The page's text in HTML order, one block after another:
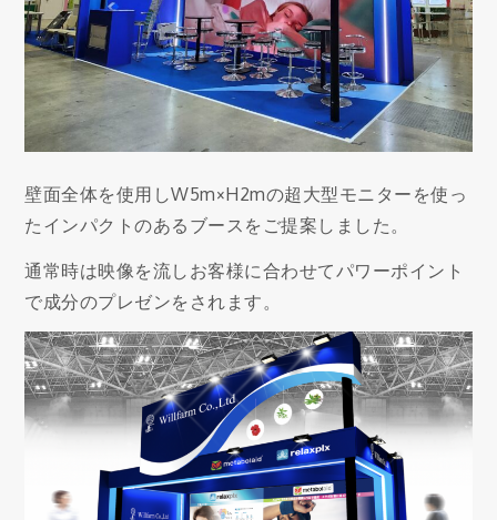
壁面全体を使用しW5m×H2mの超大型モニターを使っ
たインパクトのあるブースをご提案しました。
通常時は映像を流しお客様に合わせてパワーポイント
で成分のプレゼンをされます。